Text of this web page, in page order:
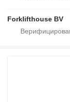
Forklifthouse BV